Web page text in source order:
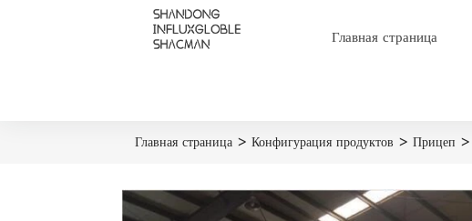
Главная страница
Главная страница> Конфигурация продуктов > Прицеп >